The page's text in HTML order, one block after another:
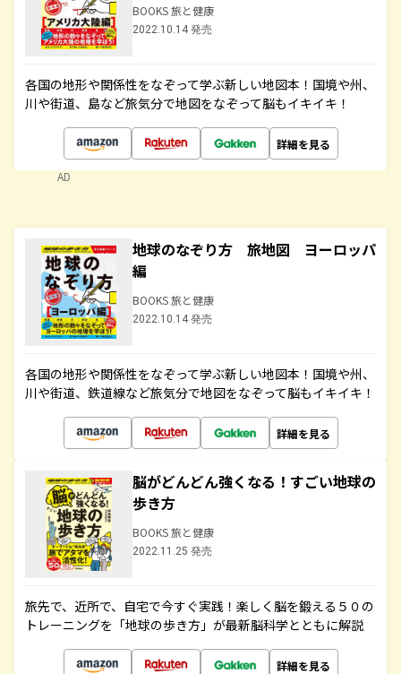
BOOKS 旅と健康
2022.10.14 発売
各国の地形や関係性をなぞって学ぶ新しい地図本！国境や州、
川や街道、島など旅気分で地図をなぞって脳もイキイキ！
詳細を見る
AD
地球のなぞり方 旅地図 ヨーロッパ
編
BOOKS 旅と健康
2022.10.14 発売
各国の地形や関係性をなぞって学ぶ新しい地図本！国境や州、
川や街道、鉄道線など旅気分で地図をなぞって脳もイキイキ！
詳細を見る
脳がどんどん強くなる！すごい地球の
歩き方
BOOKS 旅と健康
2022.11.25 発売
旅先で、近所で、自宅で今すぐ実践！楽しく脳を鍛える５０の
トレーニングを「地球の歩き方」が最新脳科学とともに解説
詳細を見る